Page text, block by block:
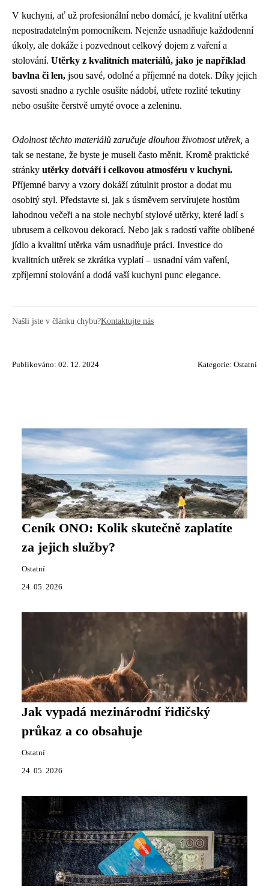
V kuchyni, ať už profesionální nebo domácí, je kvalitní utěrka
nepostradatelným pomocníkem. Nejenže usnadňuje každodenní
úkoly, ale dokáže i pozvednout celkový dojem z vaření a
stolování. Utěrky z kvalitních materiálů, jako je například
bavlna či len, jsou savé, odolné a příjemné na dotek. Díky jejich
savosti snadno a rychle osušíte nádobí, utřete rozlité tekutiny
nebo osušíte čerstvě umyté ovoce a zeleninu.
Odolnost těchto materiálů zaručuje dlouhou životnost utěrek, a
tak se nestane, že byste je museli často měnit. Kromě praktické
stránky utěrky dotváří i celkovou atmosféru v kuchyni.
Příjemné barvy a vzory dokáží zútulnit prostor a dodat mu
osobitý styl. Představte si, jak s úsměvem servírujete hostům
lahodnou večeři a na stole nechybí stylové utěrky, které ladí s
ubrusem a celkovou dekorací. Nebo jak s radostí vaříte oblíbené
jídlo a kvalitní utěrka vám usnadňuje práci. Investice do
kvalitních utěrek se zkrátka vyplatí – usnadní vám vaření,
zpříjemní stolování a dodá vaší kuchyni punc elegance.
Našli jste v článku chybu?Kontaktujte nás
Publikováno: 02. 12. 2024 Kategorie: Ostatní
Ceník ONO: Kolik skutečně zaplatíte
za jejich služby?
Ostatní
24. 05. 2026
Jak vypadá mezinárodní řidičský
průkaz a co obsahuje
Ostatní
24. 05. 2026